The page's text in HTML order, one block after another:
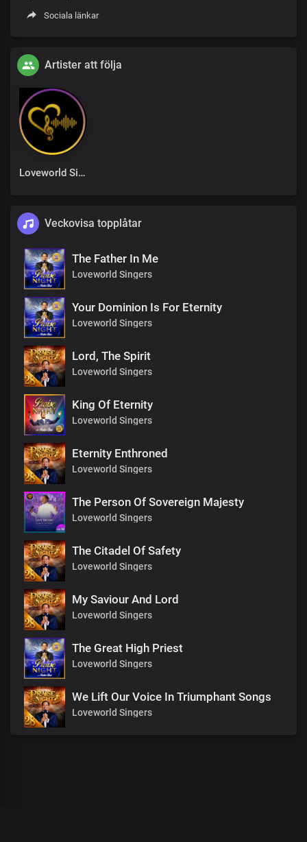
Sociala länkar
Artister att följa
Loveworld Singers
Veckovisa topplåtar
The Father In Me
Loveworld Singers
Your Dominion Is For Eternity
Loveworld Singers
Lord, The Spirit
Loveworld Singers
King Of Eternity
Loveworld Singers
Eternity Enthroned
Loveworld Singers
The Person Of Sovereign Majesty
Loveworld Singers
The Citadel Of Safety
Loveworld Singers
My Saviour And Lord
Loveworld Singers
The Great High Priest
Loveworld Singers
We Lift Our Voice In Triumphant Songs
Loveworld Singers